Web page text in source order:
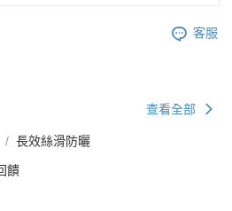
客服
查看全部
長效絲滑防曬
饋